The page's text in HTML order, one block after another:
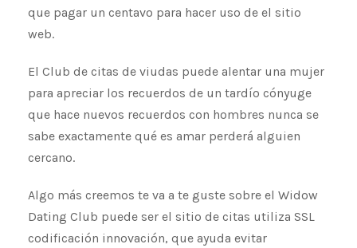
que pagar un centavo para hacer uso de el sitio
web.
El Club de citas de viudas puede alentar una mujer
para apreciar los recuerdos de un tardío cónyuge ​​
que hace nuevos recuerdos con hombres nunca se
sabe exactamente qué es amar perderá alguien
cercano.
Algo más creemos te va a te guste sobre el Widow
Dating Club puede ser el sitio de citas utiliza SSL
codificación innovación, que ayuda evitar